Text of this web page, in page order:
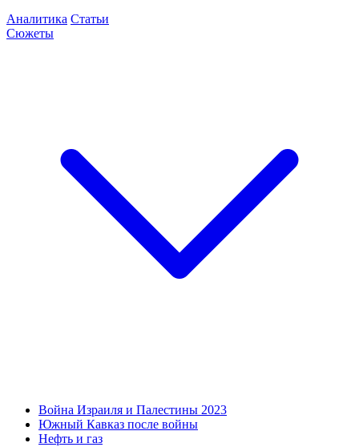
Аналитика Статьи
Сюжеты
Война Израиля и Палестины 2023
Южный Кавказ после войны
Нефть и газ